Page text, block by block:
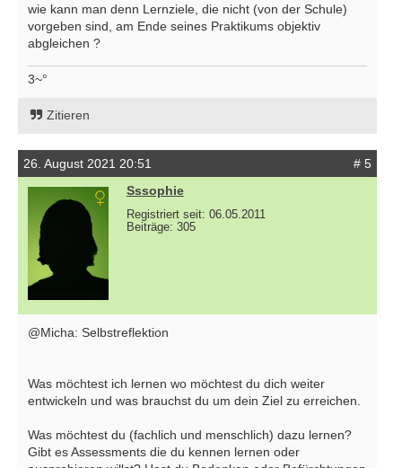
wie kann man denn Lernziele, die nicht (von der Schule)
vorgeben sind, am Ende seines Praktikums objektiv
abgleichen ?
3~°
Zitieren
26. August 2021 20:51
# 5
Sssophie
Registriert seit: 06.05.2011
Beiträge: 305
@Micha: Selbstreflektion
Was möchtest ich lernen wo möchtest du dich weiter
entwickeln und was brauchst du um dein Ziel zu erreichen.
Was möchtest du (fachlich und menschlich) dazu lernen?
Gibt es Assessments die du kennen lernen oder